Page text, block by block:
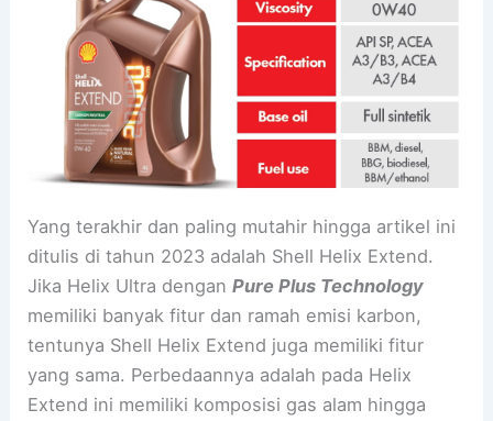
Yang terakhir dan paling mutahir hingga artikel ini
ditulis di tahun 2023 adalah Shell Helix Extend.
Jika Helix Ultra denganPure Plus Technology
memiliki banyak fitur dan ramah emisi karbon,
tentunya Shell Helix Extend juga memiliki fitur
yang sama. Perbedaannya adalah pada Helix
Extend ini memiliki komposisi gas alam hingga